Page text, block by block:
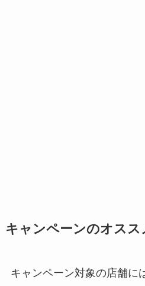
キャンペーンのオスス
キャンペーン対象の店舗に